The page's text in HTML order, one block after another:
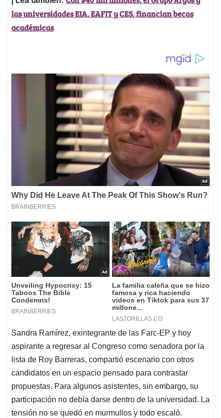
las universidades EIA, EAFIT y CES, financian becas
académicas
Sandra Ramírez, exintegrante de las Farc-EP y hoy
aspirante a regresar al Congreso como senadora por la
lista de Roy Barreras, compartió escenario con otros
candidatos en un espacio pensado para contrastar
propuestas. Para algunos asistentes, sin embargo, su
participación no debía darse dentro de la universidad. La
tensión no se quedó en murmullos y todo escaló.